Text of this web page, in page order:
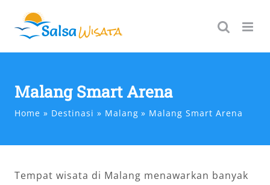
content
Malang Smart Arena
Home Destinasi Malang Malang Smart Arena
Tempat wisata di Malang menawarkan banyak